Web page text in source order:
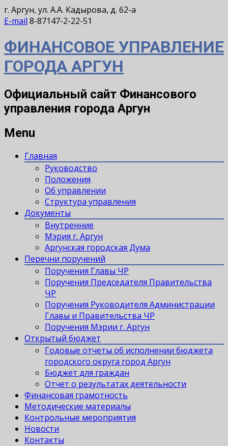
г. Аргун, ул. А.А. Кадырова, д. 62-а
E-mail 8-87147-2-22-51
ФИНАНСОВОЕ УПРАВЛЕНИЕ
ГОРОДА АРГУН
Официальный сайт Финансового
управления города Аргун
Menu
Главная
Руководство
Положения
Об управлении
Структура управления
Документы
Внутренние
Мэрия г. Аргун
Аргунская городская Дума
Перечни поручений
Поручения Главы ЧР
Поручения Председателя Правительства
ЧР
Поручения Руководителя Администрации
Главы и Правительства ЧР
Поручения Мэрии г. Аргун
Открытый бюджет
Годовые отчеты об исполнении бюджета
городского округа город Аргун
Бюджет для граждан
Отчет о результатах деятельности
Финансовая грамотность
Методические материалы
Контрольные мероприятия
Новости
Контакты